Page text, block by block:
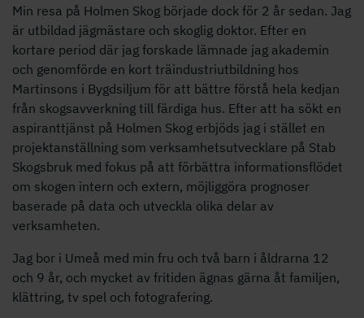
Min resa på Holmen Skog började dock för 2 år sedan. Jag
är utbildad jägmästare och skoglig doktor. Efter en
kortare period där jag forskade lämnade jag akademin
och genomförde en kort träindustriutbildning hos
Martinsons i Bygdsiljum för att bättre förstå hela kedjan
från skogsavverkning till färdiga hus. Efter att ha sökt en
aspiranttjänst på Holmen Skog erbjöds jag i stället en
projektanställning som verksamhetsutvecklare på Stab
Skogsbruk med fokus på att förbättra informationsflödet
om skogen intern och extern, möjliggöra prognoser
baserade på data och utveckla olika delar av
verksamheten.
Jag bor i Umeå med min fru och två barn i åldrarna 12
och 9 år, och mycket av fritiden ägnas gärna åt familjen,
klättring, tv spel och fotografering.